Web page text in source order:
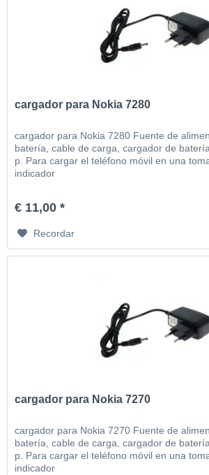
cargador para Nokia 7280
cargador para Nokia 7280 Fuente de
batería, cable de carga, cargador de
p. Para cargar el teléfono móvil en una
indicador
€ 11,00 *
Recordar
cargador para Nokia 7270
cargador para Nokia 7270 Fuente de
batería, cable de carga, cargador de
p. Para cargar el teléfono móvil en una
indicador